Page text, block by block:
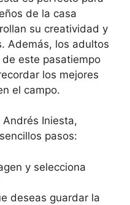
de la casa
su creatividad y
Además, los adultos
este pasatiempo
los mejores
el campo.
Iniesta,
pasos:
y selecciona
deseas guardar la